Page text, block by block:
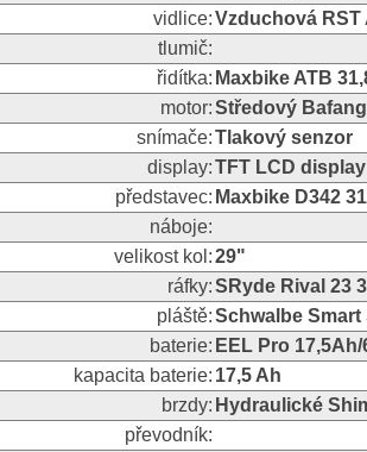
vidlice:Vzduchová RST
tlumič:
řidítka: Maxbike ATB
motor:Středový
snímače:Tlakový senzor
display:TFT LCD
představec: Maxbike D342
náboje:
velikost kol:29"
ráfky:SRyde Rival 23
pláště:Schwalbe Smart
baterie: EEL Pro
kapacita baterie: 17,5 Ah
brzdy: Hydraulické
převodník: